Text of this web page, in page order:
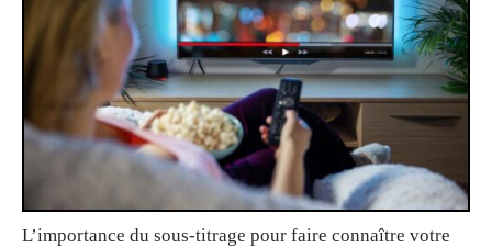
L’importance du sous-titrage pour faire connaître votre